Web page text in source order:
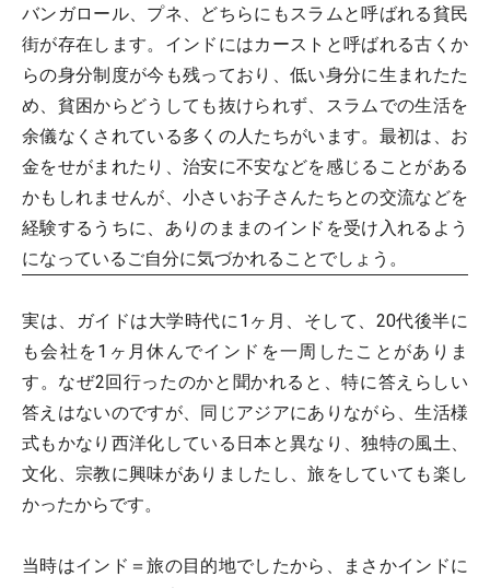
バンガロール、プネ、どちらにもスラムと呼ばれる貧民
街が存在します。インドにはカーストと呼ばれる古くか
らの身分制度が今も残っており、低い身分に生まれたた
め、貧困からどうしても抜けられず、スラムでの生活を
余儀なくされている多くの人たちがいます。最初は、お
金をせがまれたり、治安に不安などを感じることがある
かもしれませんが、小さいお子さんたちとの交流などを
経験するうちに、ありのままのインドを受け入れるよう
になっているご自分に気づかれることでしょう。
実は、ガイドは大学時代に1ヶ月、そして、20代後半に
も会社を1ヶ月休んでインドを一周したことがありま
す。なぜ2回行ったのかと聞かれると、特に答えらしい
答えはないのですが、同じアジアにありながら、生活様
式もかなり西洋化している日本と異なり、独特の風土、
文化、宗教に興味がありましたし、旅をしていても楽し
かったからです。
当時はインド＝旅の目的地でしたから、まさかインドに